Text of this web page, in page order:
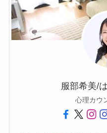
服部希美/
心理カウ